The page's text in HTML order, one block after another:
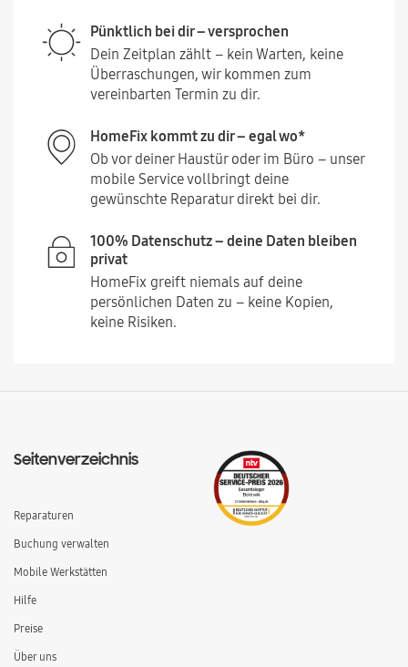
Pünktlich bei dir – versprochen
Dein Zeitplan zählt – kein Warten, keine
Überraschungen, wir kommen zum
vereinbarten Termin zu dir.
HomeFix kommt zu dir – egal wo*
Ob vor deiner Haustür oder im Büro – unser
mobile Service vollbringt deine
gewünschte Reparatur direkt bei dir.
100% Datenschutz – deine Daten bleiben
privat
HomeFix greift niemals auf deine
persönlichen Daten zu – keine Kopien,
keine Risiken.
Seitenverzeichnis
Reparaturen
Buchung verwalten
Mobile Werkstätten
Hilfe
Preise
Über uns